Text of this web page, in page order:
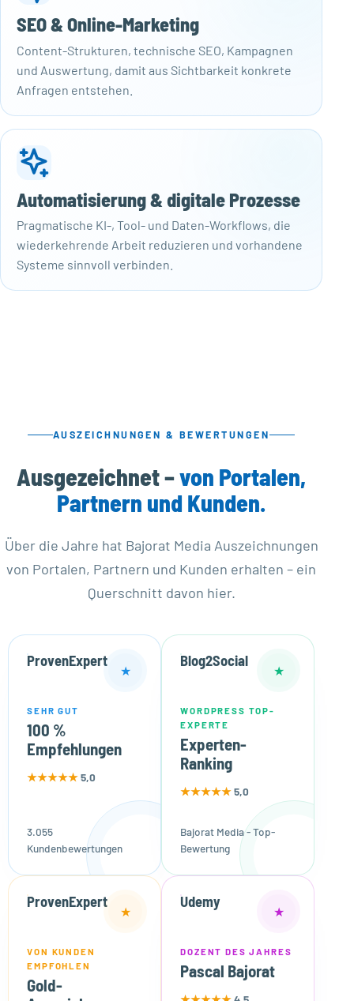
SEO & Online-Marketing
Content-Strukturen, technische SEO, Kampagnen
und Auswertung, damit aus Sichtbarkeit konkrete
Anfragen entstehen.
Automatisierung & digitale Prozesse
Pragmatische KI-, Tool- und Daten-Workflows, die
wiederkehrende Arbeit reduzieren und vorhandene
Systeme sinnvoll verbinden.
AUSZEICHNUNGEN & BEWERTUNGEN
Ausgezeichnet –von Portalen,
Partnern und Kunden.
Über die Jahre hat Bajorat Media Auszeichnungen
von Portalen, Partnern und Kunden erhalten – ein
Querschnitt davon hier.
ProvenExpert
★
SEHR GUT
100 %
Empfehlungen
★★★★★5,0
3.055
Kundenbewertungen
Blog2Social
★
WORDPRESS TOP-
EXPERTE
Experten-
Ranking
★★★★★5,0
Bajorat Media - Top-
Bewertung
ProvenExpert
★
VON KUNDEN
EMPFOHLEN
Gold-
Udemy
★
DOZENT DES JAHRES
Pascal Bajorat